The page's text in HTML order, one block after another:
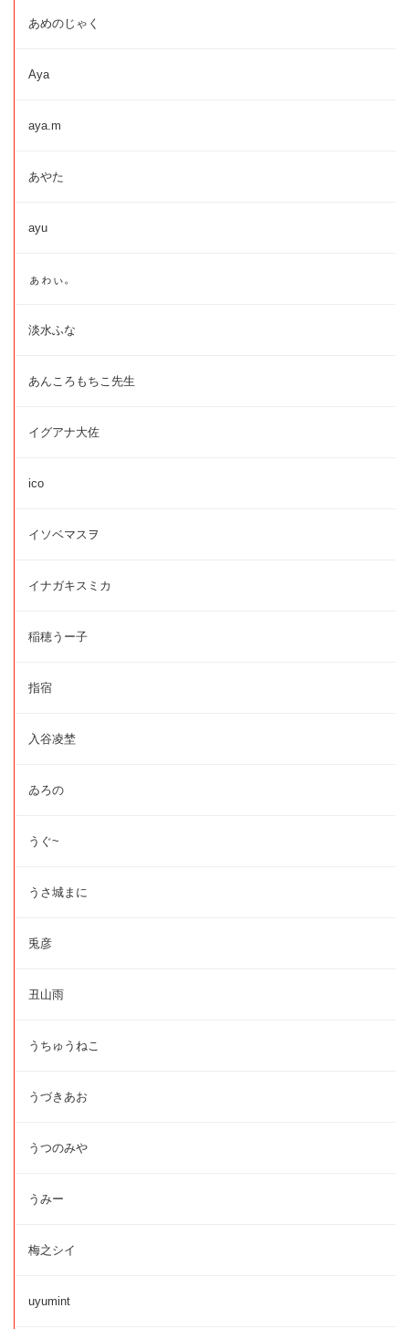
あめのじゃく
Aya
aya.m
あやた
ayu
ぁゎぃ。
淡水ふな
あんころもちこ先生
イグアナ大佐
ico
イソベマスヲ
イナガキスミカ
稲穂うー子
指宿
入谷凌埜
ゐろの
うぐ~
うさ城まに
兎彦
丑山雨
うちゅうねこ
うづきあお
うつのみや
うみー
梅之シイ
uyumint